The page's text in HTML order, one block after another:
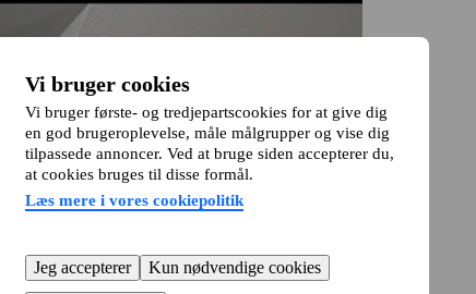
Vi bruger cookies
Vi bruger første- og tredjepartscookies for at give dig
en god brugeroplevelse, måle målgrupper og vise dig
tilpassede annoncer. Ved at bruge siden accepterer du,
at cookies bruges til disse formål.
Læs mere i vores cookiepolitik
Jeg accepterer
Kun nødvendige cookies